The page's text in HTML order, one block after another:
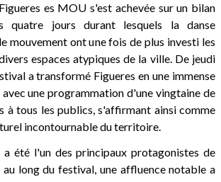
es MOU s'est achevée sur un bilan
quatre jours durant lesquels la danse
mouvement ont une fois de plus investi les
espaces atypiques de la ville. De jeudi
a transformé Figueres en une immense
une programmation d'une vingtaine de
à tous les publics, s'affirmant ainsi comme
incontournable du territoire.
a été l'un des principaux protagonistes de
long du festival, une affluence notable a